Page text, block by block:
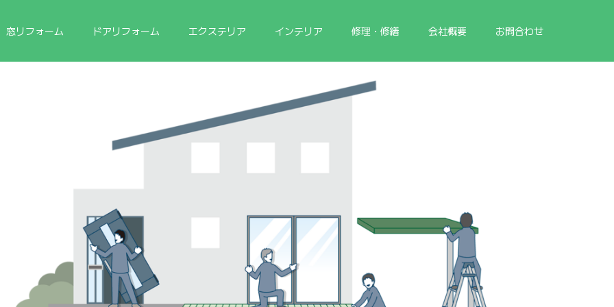
窓リフォーム ドアリフォーム エクステリア インテリア 修理・修繕 会社概要 お問合わせ